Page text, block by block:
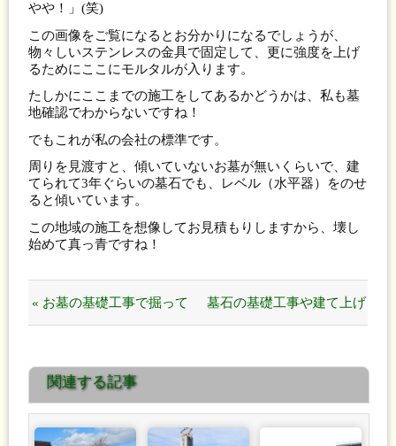
やや！」(笑)
この画像をご覧になるとお分かりになるでしょうが、
物々しいステンレスの金具で固定して、更に強度を上げ
るためにここにモルタルが入ります。
たしかにここまでの施工をしてあるかどうかは、私も墓
地確認でわからないですね！
でもこれが私の会社の標準です。
周りを見渡すと、傾いていないお墓が無いくらいで、建
てられて3年ぐらいの墓石でも、レベル（水平器）をのせ
ると傾いています。
この地域の施工を想像してお見積もりしますから、壊し
始めて真っ青ですね！
« お墓の基礎工事で掘って
コワ！」
墓石の基礎工事や建て上げ
関連する記事